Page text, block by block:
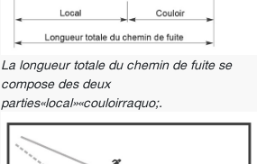
La longueur totale du chemin de fuite se
compose des deux
parties«local»«couloirraquo;.